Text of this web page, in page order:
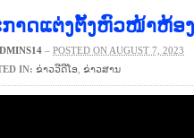
າດແຕ່ງຕັ້ງຫົວໜ້າຫ້ອ
– POSTED ON AUGUST 7, 2023
IN: ຂ່າວ​ວີ​ດີ​ໂອ ​ຂ່າວ​ສານ